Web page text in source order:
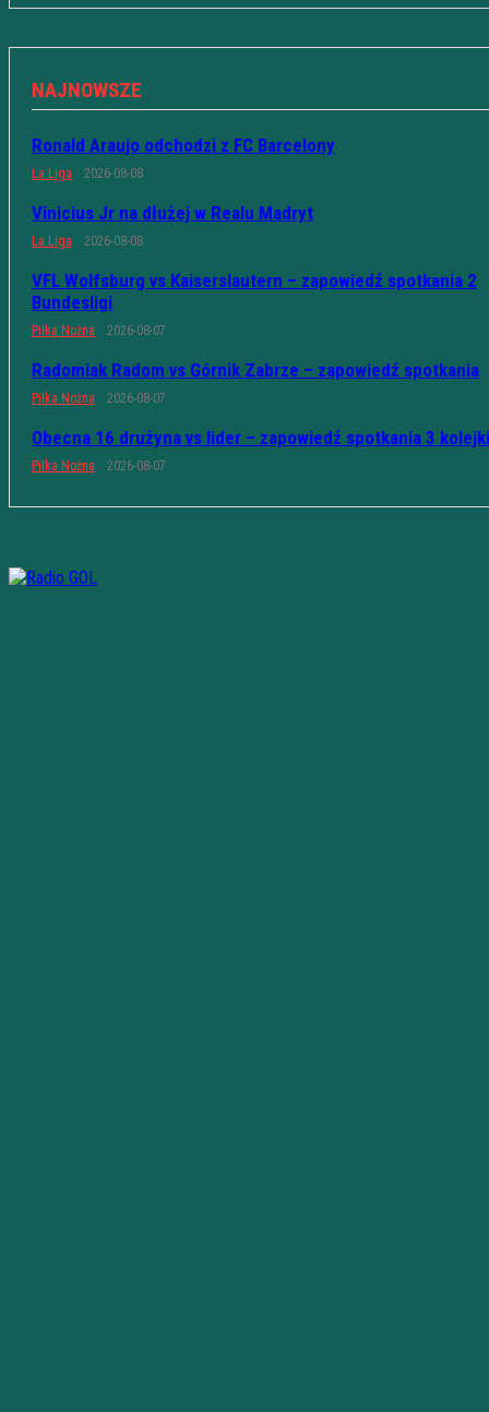
NAJNOWSZE
Ronald Araujo odchodzi z FC Barcelony
La Liga 2026-08-08
Vinicius Jr na dłużej w Realu Madryt
La Liga 2026-08-08
VFL Wolfsburg vs Kaiserslautern – zapowiedź spotkania 2
Bundesligi
Piłka Nożna 2026-08-07
Radomiak Radom vs Górnik Zabrze – zapowiedź spotkania
Piłka Nożna 2026-08-07
Obecna 16 drużyna vs lider – zapowiedź spotkania 3 kolejki
Piłka Nożna 2026-08-07